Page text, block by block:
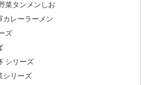
菜タンメンしお
カレーラーメン
ズ
シリーズ
シリーズ